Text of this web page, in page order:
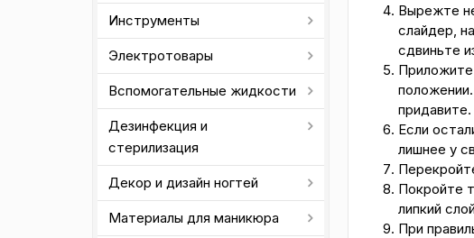
Инструменты
Электротовары
Вспомогательные жидкости
Дезинфекция и
стерилизация
Декор и дизайн ногтей
Материалы для маникюра
Вырежте
слайдер,
сдвиньте
Приложите
придавите.
Если
лишнее у
Покройте
липкий
При